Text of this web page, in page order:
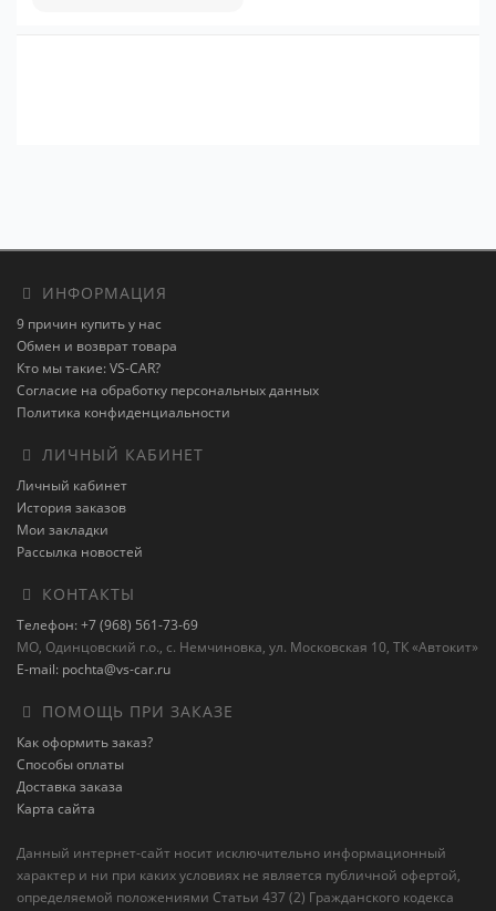
ИНФОРМАЦИЯ
9 причин купить у нас
Обмен и возврат товара
Кто мы такие: VS-CAR?
Согласие на обработку персональных данных
Политика конфиденциальности
ЛИЧНЫЙ КАБИНЕТ
Личный кабинет
История заказов
Мои закладки
Рассылка новостей
КОНТАКТЫ
Телефон: +7 (968) 561-73-69
МО, Одинцовский г.о., с. Немчиновка, ул. Московская 10, ТК «Автокит»
E-mail: pochta@vs-car.ru
ПОМОЩЬ ПРИ ЗАКАЗЕ
Как оформить заказ?
Способы оплаты
Доставка заказа
Карта сайта
Данный интернет-сайт носит исключительно информационный
характер и ни при каких условиях не является публичной офертой,
определяемой положениями Статьи 437 (2) Гражданского кодекса